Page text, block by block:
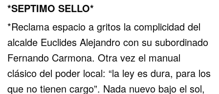
*SEPTIMO SELLO*
*Reclama espacio a gritos la complicidad del
alcalde Euclides Alejandro con su subordinado
Fernando Carmona. Otra vez el manual
clásico del poder local: “la ley es dura, para los
que no tienen cargo”. Nada nuevo bajo el sol,